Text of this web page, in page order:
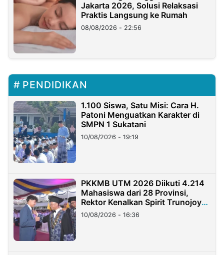
Jakarta 2026, Solusi Relaksasi
Praktis Langsung ke Rumah
08/08/2026 - 22:56
PENDIDIKAN
1.100 Siswa, Satu Misi: Cara H.
Patoni Menguatkan Karakter di
SMPN 1 Sukatani
10/08/2026 - 19:19
PKKMB UTM 2026 Diikuti 4.214
Mahasiswa dari 28 Provinsi,
Rektor Kenalkan Spirit Trunojoyo
Masa Kini
10/08/2026 - 16:36